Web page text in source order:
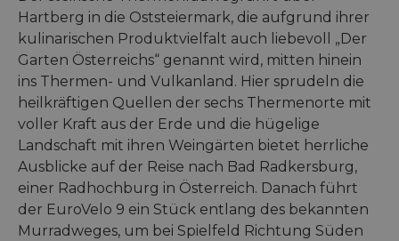
Hartberg in die Oststeiermark, die aufgrund ihrer
kulinarischen Produktvielfalt auch liebevoll „Der
Garten Österreichs“ genannt wird, mitten hinein
ins Thermen- und Vulkanland. Hier sprudeln die
heilkräftigen Quellen der sechs Thermenorte mit
voller Kraft aus der Erde und die hügelige
Landschaft mit ihren Weingärten bietet herrliche
Ausblicke auf der Reise nach Bad Radkersburg,
einer Radhochburg in Österreich. Danach führt
der EuroVelo 9 ein Stück entlang des bekannten
Murradweges, um bei Spielfeld Richtung Süden